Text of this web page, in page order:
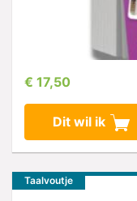
€ 17,50
Dit wil ik
Taalvoutje